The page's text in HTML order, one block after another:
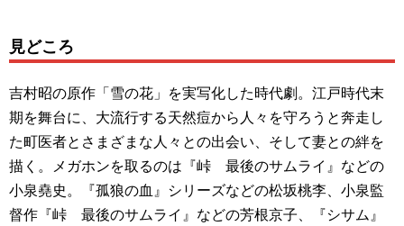
見どころ
吉村昭の原作「雪の花」を実写化した時代劇。江戸時代末
期を舞台に、大流行する天然痘から人々を守ろうと奔走し
た町医者とさまざまな人々との出会い、そして妻との絆を
描く。メガホンを取るのは『峠 最後のサムライ』などの
小泉堯史。『孤狼の血』シリーズなどの松坂桃李、小泉監
督作『峠 最後のサムライ』などの芳根京子、『シサム』